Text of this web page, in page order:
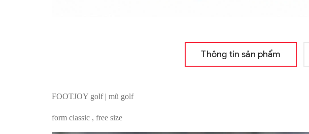
Thông tin sản phẩm
FOOTJOY golf | mũ golf
form classic , free size